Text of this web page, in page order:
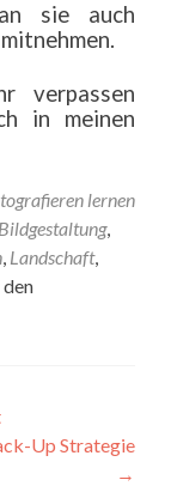
sie auch
verpassen
in meinen
lernen
Bildgestaltung,
Landschaft,
Up Strategie
→